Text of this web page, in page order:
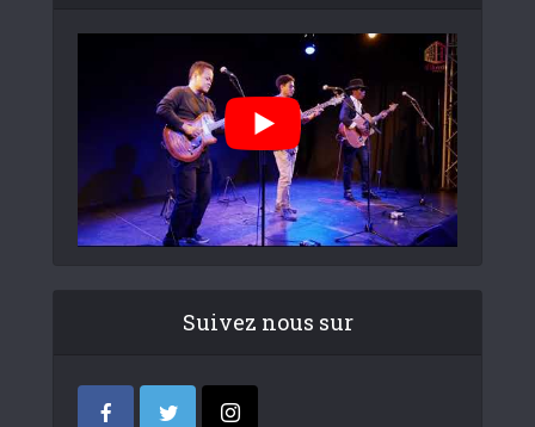
Suivez nous sur